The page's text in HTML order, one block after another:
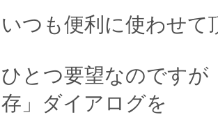
いつも便利に使わせて
ひとつ要望なのですが
存」ダイアログを